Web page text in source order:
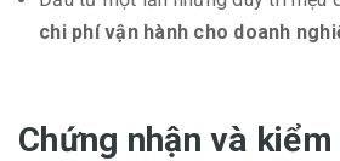
chi phí vận hành cho doanh
Chứng nhận và